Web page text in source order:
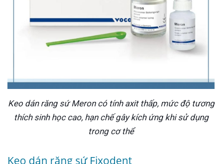
Keo dán răng sứ Meron có tính axit thấp, mức độ tương
thích sinh học cao, hạn chế gây kích ứng khi sử dụng
trong cơ thể
Keo dán răng sứ Fixodent